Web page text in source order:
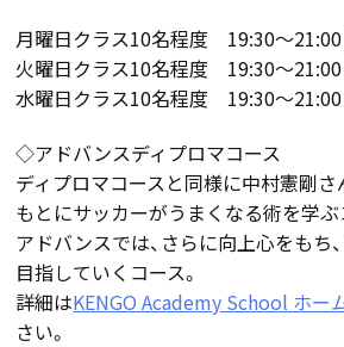
月曜日クラス10名程度 19:30～21:00
火曜日クラス10名程度 19:30～21:00
水曜日クラス10名程度 19:30～21:00
◇アドバンスディプロマコース
ディプロマコースと同様に中村憲剛
もとにサッカーがうまくなる術を学ぶ
アドバンスでは、さらに向上心をもち
目指していくコース。
詳細はKENGO Academy School ホー
さい。